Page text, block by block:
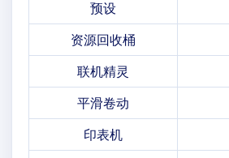
预设
资源回收桶
联机精灵
平滑卷动
印表机